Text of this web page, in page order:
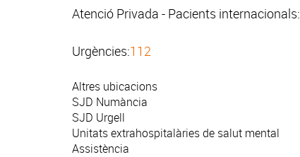
Atenció Privada - Pacients internacionals:
Urgències:112
Altres ubicacions
SJD Numància
SJD Urgell
Unitats extrahospitalàries de salut mental
Assistència